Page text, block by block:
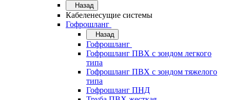
Назад
Кабеленесущие системы
Гофрошланг
Назад
Гофрошланг
Гофрошланг ПВХ с зондом легкого
типа
Гофрошланг ПВХ с зондом тяжелого
типа
Гофрошланг ПНД